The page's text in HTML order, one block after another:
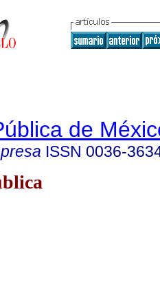
de
ISSN 0036-